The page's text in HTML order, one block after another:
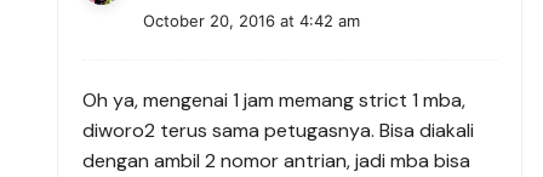
October 20, 2016 at 4:42 am
Oh ya, mengenai 1 jam memang strict 1 mba,
diworo2 terus sama petugasnya. Bisa diakali
dengan ambil 2 nomor antrian, jadi mba bisa